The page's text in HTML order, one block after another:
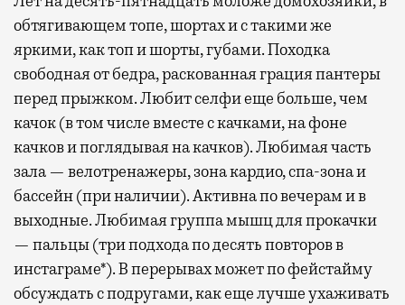
обтягивающем топе, шортах и с такими же
яркими, как топ и шорты, губами. Походка
свободная от бедра, раскованная грация пантеры
перед прыжком. Любит селфи еще больше, чем
качок (в том числе вместе с качками, на фоне
качков и поглядывая на качков). Любимая часть
зала — велотренажеры, зона кардио, спа-зона и
бассейн (при наличии). Активна по вечерам и в
выходные. Любимая группа мышц для прокачки
— пальцы (три подхода по десять повторов в
инстаграме*). В перерывах может по фейстайму
обсуждать с подругами, как еще лучше ухаживать